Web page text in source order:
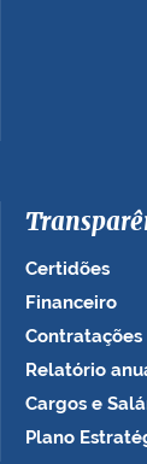
Certidões
Financeiro
Contratações
Relatório
Cargos e
Plano